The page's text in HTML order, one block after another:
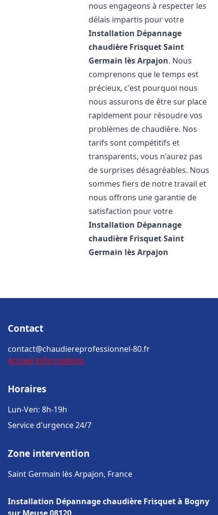
nous engageons à respecter les
délais impartis pour votre
Installation Dépannage
chaudière FrisquetSaint
Germain lès Arpajon. Nous
comprenons que le temps est
précieux, c'est pourquoi nous
nous assurons de être sur place
rapidement pour résoudre vos
problèmes de chaudière. Nos
tarifs sont compétitifs et
transparents, vous n'aurez pas
de surprises désagréables. Nous
sommes fiers de notre travail et
nous offrons une garantie de
satisfaction pour votre
Installation Dépannage
chaudière FrisquetSaint
Germain lès Arpajon
Contact
contact@chaudiereprofessionnel-80.fr
Accueil Informations
Horaires
Lun-Ven: 8h-19h
Service d'urgence 24/7
Zone intervention
Saint Germain lès Arpajon, France
Installation Dépannage chaudière Frisquet à Bogny